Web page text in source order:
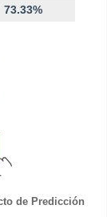
73.33%
de Predicción